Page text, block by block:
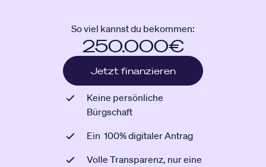
So viel kannst du bekommen:
250.000€
Jetzt finanzieren
Keine persönliche
Bürgschaft
Ein 100% digitaler Antrag
Volle Transparenz, nur eine